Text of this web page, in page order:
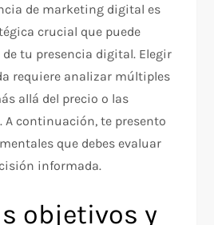
de marketing digital es
crucial que puede
tu presencia digital. Elegir
requiere analizar múltiples
allá del precio o las
A continuación, te presento
que debes evaluar
informada.
objetivos y